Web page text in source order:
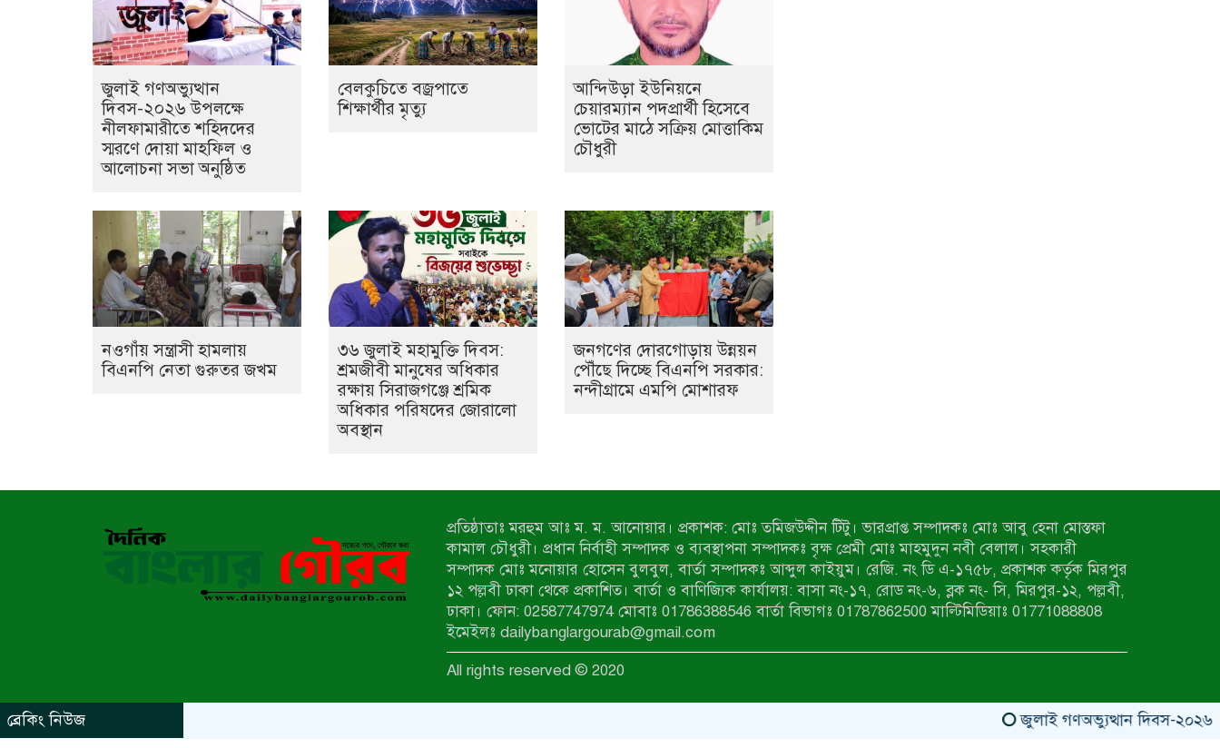
জুলাই গণঅভ্যুত্থান
দিবস-২০২৬ উপলক্ষে
নীলফামারীতে শহিদদের
স্মরণে দোয়া মাহফিল ও
আলোচনা সভা অনুষ্ঠিত
বেলকুচিতে বজ্রপাতে
শিক্ষার্থীর মৃত্যু
আন্দিউড়া ইউনিয়নে
চেয়ারম্যান পদপ্রার্থী হিসেবে
ভোটের মাঠে সক্রিয় মোত্তাকিম
চৌধুরী
নওগাঁয় সন্ত্রাসী হামলায়
বিএনপি নেতা গুরুতর জখম
৩৬ জুলাই মহামুক্তি দিবস:
শ্রমজীবী মানুষের অধিকার
রক্ষায় সিরাজগঞ্জে শ্রমিক
অধিকার পরিষদের জোরালো
অবস্থান
জনগণের দোরগোড়ায় উন্নয়ন
পৌঁছে দিচ্ছে বিএনপি সরকার:
নন্দীগ্রামে এমপি মোশারফ
প্রতিষ্ঠাতাঃ মরহুম আঃ ম. ম. আনোয়ার। প্রকাশক: মোঃ তমিজউদ্দীন টিটু। ভারপ্রাপ্ত সম্পাদকঃ মোঃ আবু হেনা মোস্তফা
কামাল চৌধুরী। প্রধান নির্বাহী সম্পাদক ও ব্যবস্থাপনা সম্পাদকঃ বৃক্ষ প্রেমী মোঃ মাহমুদুন নবী বেলাল। সহকারী
সম্পাদক মোঃ মনোয়ার হোসেন বুলবুল, বার্তা সম্পাদকঃ আব্দুল কাইয়ুম। রেজি. নং ডি এ-১৭৫৮, প্রকাশক কর্তৃক মিরপুর
১২ পল্লবী ঢাকা থেকে প্রকাশিত। বার্তা ও বাণিজ্যিক কার্যালয়: বাসা নং-১৭, রোড নং-৬, ব্লক নং- সি, মিরপুর-১২, পল্লবী,
ঢাকা। ফোন: 02587747974 মোবাঃ 01786388546 বার্তা বিভাগঃ 01787862500 মাল্টিমিডিয়াঃ 01771088808
ইমেইলঃ dailybanglargourab@gmail.com
All rights reserved © 2020
ব্রেকিং নিউজ
জুলাই গণঅভ্যুত্থান দিবস-২০২৬